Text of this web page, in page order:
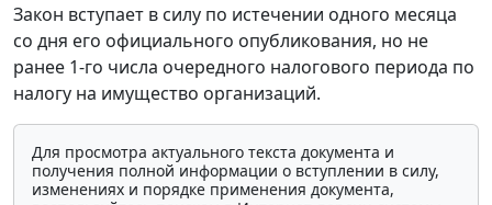
Закон вступает в силу по истечении одного месяца
со дня его официального опубликования, но не
ранее 1-го числа очередного налогового периода по
налогу на имущество организаций.
Для просмотра актуального текста документа и
получения полной информации о вступлении в силу,
изменениях и порядке применения документа,